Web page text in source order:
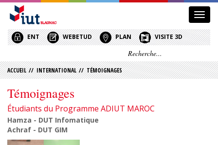
le
menu
ENT WEBETUD PLAN VISITE 3D
ACCUEIL // INTERNATIONAL // TÉMOIGNAGES
Témoignages
Étudiants du Programme ADIUT MAROC
Hamza - DUT Infomatique
Achraf - DUT GIM